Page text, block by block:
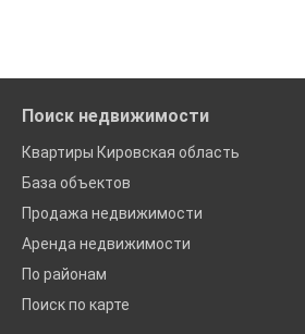
Поиск недвижимости
Квартиры Кировская область
База объектов
Продажа недвижимости
Аренда недвижимости
По районам
Поиск по карте